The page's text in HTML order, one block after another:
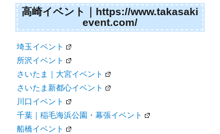
高崎イベント｜https://www.takasaki
event.com/
埼玉イベント
所沢イベント
さいたま｜大宮イベント
さいたま新都心イベント
川口イベント
千葉｜稲毛海浜公園・幕張イベント
船橋イベント